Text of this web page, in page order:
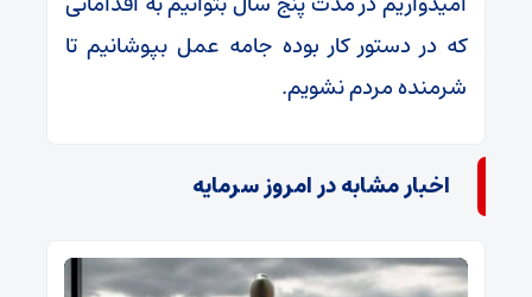
که در دستور کار بوده جامه عمل بپوشانیم تا
شرمنده مردم نشویم.
اخبار مشابه در امروز سرمایه